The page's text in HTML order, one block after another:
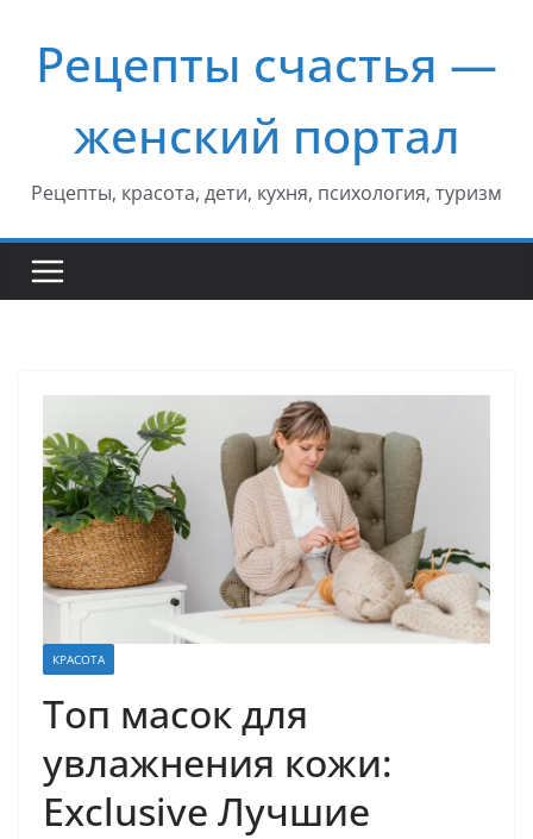
содержимому
Рецепты счастья —
женский портал
Рецепты, красота, дети, кухня, психология, туризм
КРАСОТА
Топ масок для
увлажнения кожи:
Exclusive Лучшие